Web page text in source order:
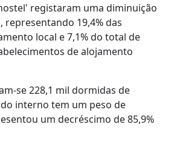
registaram uma diminuição
representando 19,4% das
local e 7,1% do total de
de alojamento
se 228,1 mil dormidas de
interno tem um peso de
um decréscimo de 85,9%